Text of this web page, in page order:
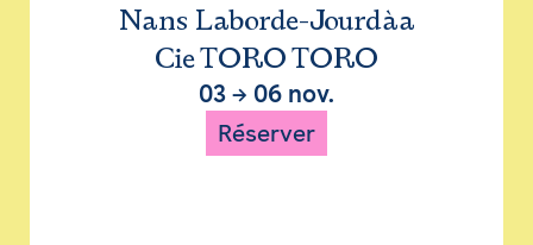
Nans Laborde-Jourdàa
Cie TORO TORO
03 → 06 nov.
Réserver